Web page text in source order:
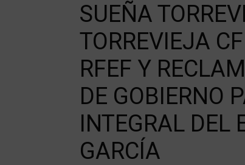
SUEÑA
TORREVIEJA
RFEF Y
DE GOBIERNO
INTEGRAL DEL
GARCÍA